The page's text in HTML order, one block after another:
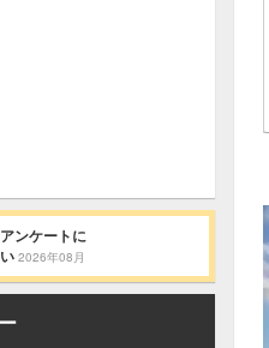
ンケートに
2026年08月